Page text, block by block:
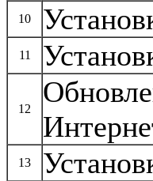
10
11
12
13